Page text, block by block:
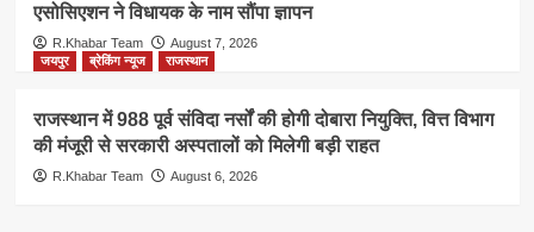
एसोसिएशन ने विधायक के नाम सौंपा ज्ञापन
R.Khabar Team
August 7, 2026
जयपुर
ब्रेकिंग न्यूज राजस्थान
राजस्थान में 988 पूर्व संविदा नर्सों की होगी दोबारा नियुक्ति, वित्त विभाग
की मंजूरी से सरकारी अस्पतालों को मिलेगी बड़ी राहत
R.Khabar Team August 6, 2026